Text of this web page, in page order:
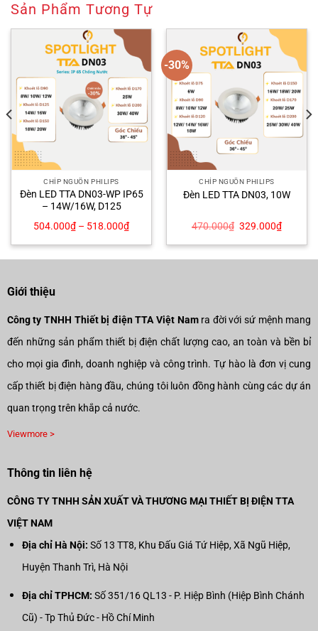
Sản Phẩm Tương Tự
CHÍP NGUỒN PHILIPS
Đèn LED TTA DN03-WP IP65
– 14W/16W, D125
504.000₫– 518.000₫
-30%
CHÍP NGUỒN PHILIPS
Đèn LED TTA DN03, 10W
470.000₫ Giá
là:
329.000₫Giá
hiện
tại
Giới thiệu
Công ty TNHH Thiết bị điện TTA Việt Namra đời với sứ mệnh mang
đến những sản phẩm thiết bị điện chất lượng cao, an toàn và bền bỉ
cho mọi gia đình, doanh nghiệp và công trình. Tự hào là đơn vị cung
cấp thiết bị điện hàng đầu, chúng tôi luôn đồng hành cùng các dự án
quan trọng trên khắp cả nước.
Viewmore >
Thông tin liên hệ
CÔNG TY TNHH SẢN XUẤT VÀ THƯƠNG MẠI THIẾT BỊ ĐIỆN TTA
VIỆT NAM
Địa chỉ Hà Nội: Số 13 TT8, Khu Đấu Giá Tứ Hiệp, Xã Ngũ Hiệp,
Huyện Thanh Trì, Hà Nội
Địa chỉ TPHCM: Số 351/16 QL13 - P. Hiệp Bình (Hiệp Bình Chánh
Cũ) - Tp Thủ Đức - Hồ Chí Minh